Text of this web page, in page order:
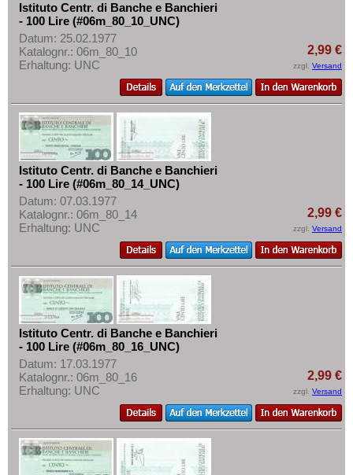
Istituto Centr. di Banche e Banchieri
- 100 Lire (#06m_80_10_UNC)
Datum: 25.02.1977
Katalognr.: 06m_80_10
Erhaltung: UNC
2,99 €
zzgl. Versand
Istituto Centr. di Banche e Banchieri
- 100 Lire (#06m_80_14_UNC)
Datum: 07.03.1977
Katalognr.: 06m_80_14
Erhaltung: UNC
2,99 €
zzgl. Versand
Istituto Centr. di Banche e Banchieri
- 100 Lire (#06m_80_16_UNC)
Datum: 17.03.1977
Katalognr.: 06m_80_16
Erhaltung: UNC
2,99 €
zzgl. Versand